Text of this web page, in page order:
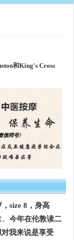
和King's Cross
size 8，身高
今年在伦敦读二
对我来说是享受